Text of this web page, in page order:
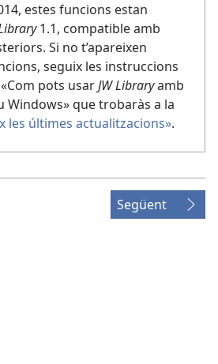
estes funcions estan
1.1, compatible amb
Si no t’apareixen
seguix les instruccions
pots usarJW Libraryamb
Windows» que trobaràs a la
les últimes actualitzacions».
Següent